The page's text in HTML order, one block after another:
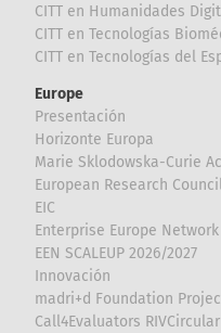
CITT en Humanidades
CITT en Tecnologías
CITT en Tecnologías del
Europe
Presentación
Horizonte Europa
Marie Sklodowska-Curie
European Research
EIC
Enterprise Europe Network
EEN SCALEUP 2026/2027
Innovación
madri+d Foundation
Call4Evaluators RIVCircular